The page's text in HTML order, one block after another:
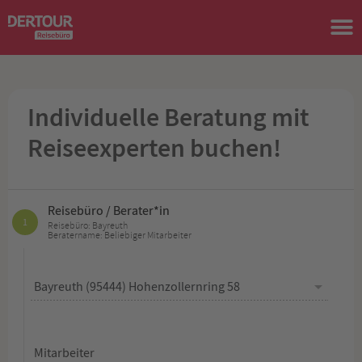
Individuelle Beratung mit
Reiseexperten buchen!
1
Reisebüro / Berater*in
Reisebüro: Bayreuth
Beratername: Beliebiger Mitarbeiter
Mitarbeiter